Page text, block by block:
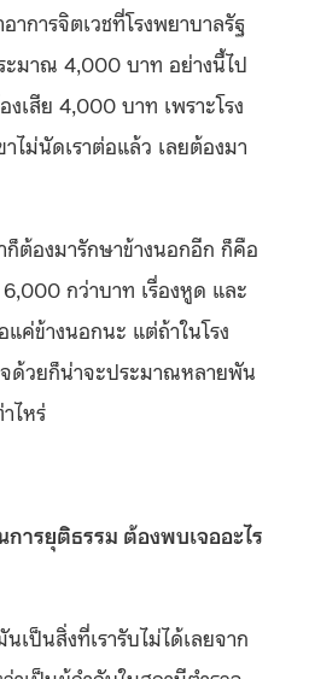
าการจิตเวชที่โรงพยาบาลรัฐ
ะมาณ 4,000 บาท อย่างนี้ไป
งเสีย 4,000 บาท เพราะโรง
ไม่นัดเราต่อแล้ว เลยต้องมา
ก็ต้องมารักษาข้างนอกอีก ก็คือ
กว่าบาท เรื่องหูด และ
ค่ข้างนอกนะ แต่ถ้าในโรง
ด้วยก็น่าจะประมาณหลายพัน
ไหร่
การยุติธรรม ต้องพบเจออะไร
เป็นสิ่งที่เรารับไม่ได้เลยจาก